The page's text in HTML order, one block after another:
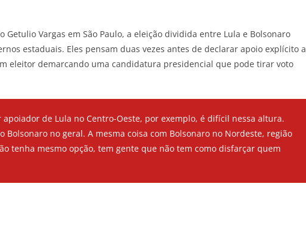
Vargas em São Paulo, a eleição dividida entre Lula e Bolsonaro
estaduais. Eles pensam duas vezes antes de declarar apoio explícito a
eleitor demarcando uma candidatura presidencial que pode tirar voto
apoiador de Lula no Centro-Oeste, por exemplo, é difícil nessa altura.
no geral. A mesma coisa com Bolsonaro no Nordeste, região
tenha mesmo opção, tem gente que não tem como disfarçar quem